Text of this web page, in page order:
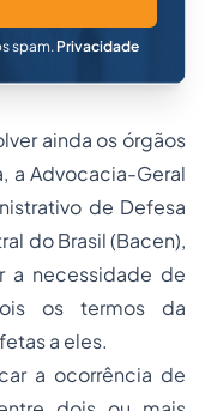
spam. Privacidade
ainda os órgãos
a Advocacia-Geral
de Defesa
do Brasil (Bacen),
a necessidade de
os termos da
a eles.
a ocorrência de